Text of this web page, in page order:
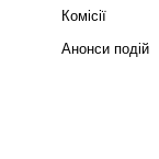
Комісії
Анонси подій